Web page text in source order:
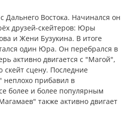
Востока. Начинался он
друзей-скейтеров: Юры
и Жени Бузукина. В итоге
один Юра. Он перебрался в
активно двигается с "Магой",
скейт сцену. Последние
неплохо прибавил в
более и более популярным
также активно двигает